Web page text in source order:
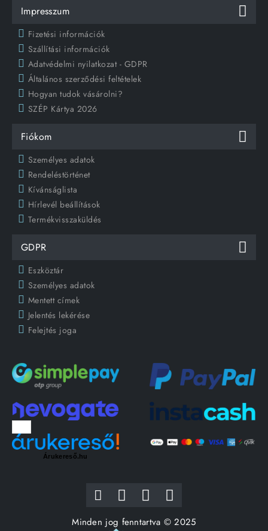
Impresszum
Fizetési információk
Szállítási információk
Adatvédelmi nyilatkozat - GDPR
Általános szerződési feltételek
Hogyan tudok vásárolni?
SZÉP Kártya 2026
Fiókom
Személyes adatok
Rendeléstörténet
Kívánságlista
Hírlevél beállítások
Termékvisszaküldés
GDPR
Eszköztár
Személyes adatok
Mentett címek
Jelentés lekérése
Felejtés joga
Árukereső.hu
Minden jog fenntartva © 2025